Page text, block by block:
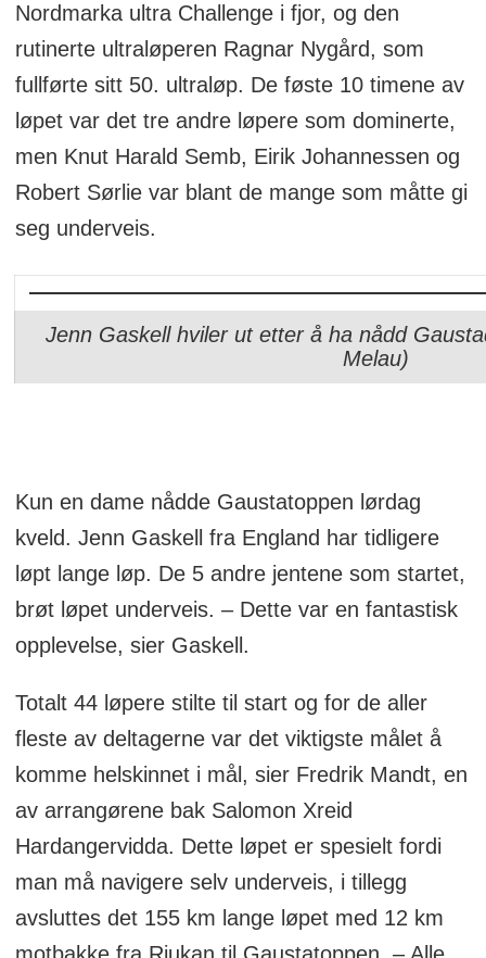
Nordmarka ultra Challenge i fjor, og den
rutinerte ultraløperen Ragnar Nygård, som
fullførte sitt 50. ultraløp. De føste 10 timene av
løpet var det tre andre løpere som dominerte,
men Knut Harald Semb, Eirik Johannessen og
Robert Sørlie var blant de mange som måtte gi
seg underveis.
Jenn Gaskell hviler ut etter å ha nådd
Melau)
Kun en dame nådde Gaustatoppen lørdag
kveld. Jenn Gaskell fra England har tidligere
løpt lange løp. De 5 andre jentene som startet,
brøt løpet underveis. – Dette var en fantastisk
opplevelse, sier Gaskell.
Totalt 44 løpere stilte til start og for de aller
fleste av deltagerne var det viktigste målet å
komme helskinnet i mål, sier Fredrik Mandt, en
av arrangørene bak Salomon Xreid
Hardangervidda. Dette løpet er spesielt fordi
man må navigere selv underveis, i tillegg
avsluttes det 155 km lange løpet med 12 km